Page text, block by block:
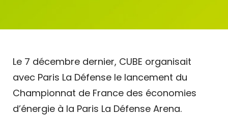
Le 7 décembre dernier, CUBE organisait
avec Paris La Défense le lancement du
Championnat de France des économies
d’énergie à la Paris La Défense Arena.